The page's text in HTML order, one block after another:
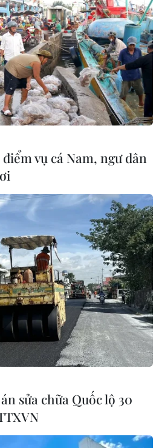
vụ cá Nam, ngư dân
sửa chữa Quốc lộ 30